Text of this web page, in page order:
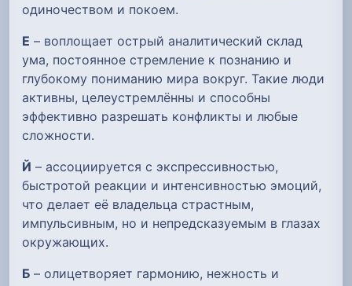
одиночеством и покоем.
Е – воплощает острый аналитический склад
ума, постоянное стремление к познанию и
глубокому пониманию мира вокруг. Такие люди
активны, целеустремлённы и способны
эффективно разрешать конфликты и любые
сложности.
Й – ассоциируется с экспрессивностью,
быстротой реакции и интенсивностью эмоций,
что делает её владельца страстным,
импульсивным, но и непредсказуемым в глазах
окружающих.
Б – олицетворяет гармонию, нежность и